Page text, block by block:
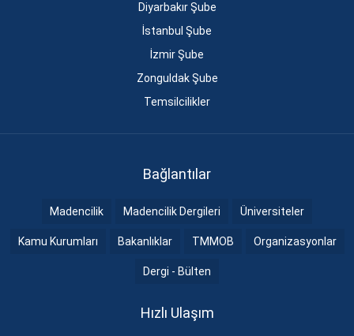
Diyarbakır Şube
İstanbul Şube
İzmir Şube
Zonguldak Şube
Temsilcilikler
Bağlantılar
Madencilik Madencilik Dergileri Üniversiteler
Kamu Kurumları Bakanlıklar TMMOB Organizasyonlar
Dergi - Bülten
Hızlı Ulaşım